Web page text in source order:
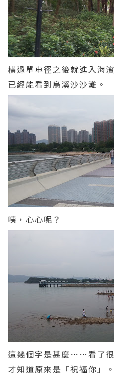
橫過單車徑之後就進入海
已經能看到烏溪沙沙灘。
咦，心心呢？
這幾個字是甚麼……看了
才知道原來是「祝福你」。